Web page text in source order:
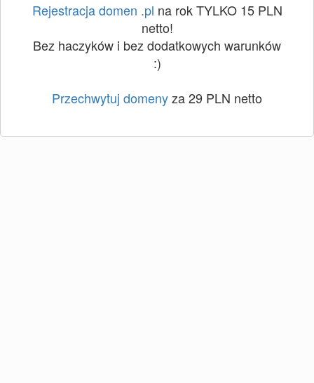
Rejestracja domen .pl na rok TYLKO 15 PLN
netto!
Bez haczyków i bez dodatkowych warunków
:)
Przechwytuj domenyza 29 PLN netto